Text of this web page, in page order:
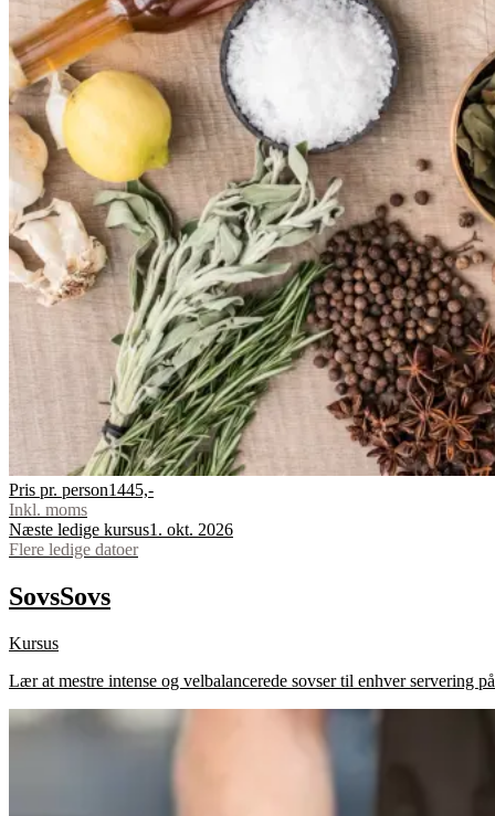
Pris pr. person1445,-
Inkl. moms
Næste ledige kursus1. okt. 2026
Flere ledige datoer
SovsSovs
Kursus
Lær at mestre intense og velbalancerede sovser til enhver servering